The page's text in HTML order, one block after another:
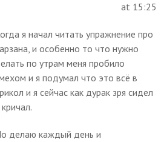
at 15:25
я начал читать упражнение про
и особенно то что нужно
по утрам меня пробило
и я подумал что это всё в
и я сейчас как дурак зря сидел
делаю каждый день и